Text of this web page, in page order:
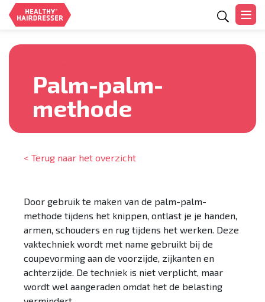
Palm-palm-
methode
< Terug naar het overzicht
Door gebruik te maken van de palm-palm-
methode tijdens het knippen, ontlast je je handen,
armen, schouders en rug tijdens het werken. Deze
vaktechniek wordt met name gebruikt bij de
coupevorming aan de voorzijde, zijkanten en
achterzijde. De techniek is niet verplicht, maar
wordt wel aangeraden omdat het de belasting